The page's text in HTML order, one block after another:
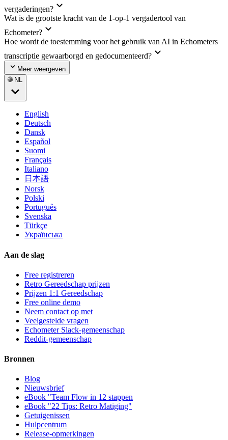
vergaderingen?
Wat is de grootste kracht van de 1-op-1 vergadertool van
Echometer?
Hoe wordt de toestemming voor het gebruik van AI in Echometers
transcriptie gewaarborgd en gedocumenteerd?
Meer weergeven
🌐 NL
English
Deutsch
Dansk
Español
Suomi
Français
Italiano
日本語
Norsk
Polski
Português
Svenska
Türkçe
Українська
Aan de slag
Free registreren
Retro Gereedschap prijzen
Prijzen 1:1 Gereedschap
Free online demo
Neem contact op met
Veelgestelde vragen
Echometer Slack-gemeenschap
Reddit-gemeenschap
Bronnen
Blog
Nieuwsbrief
eBook "Team Flow in 12 stappen
eBook "22 Tips: Retro Matiging"
Getuigenissen
Hulpcentrum
Release-opmerkingen